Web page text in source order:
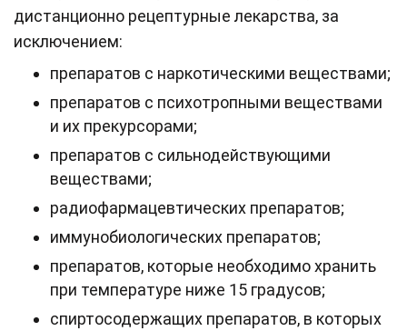
дистанционно рецептурные лекарства, за
исключением:
препаратов с наркотическими веществами;
препаратов с психотропными веществами
и их прекурсорами;
препаратов с сильнодействующими
веществами;
радиофармацевтических препаратов;
иммунобиологических препаратов;
препаратов, которые необходимо хранить
при температуре ниже 15 градусов;
спиртосодержащих препаратов, в которых